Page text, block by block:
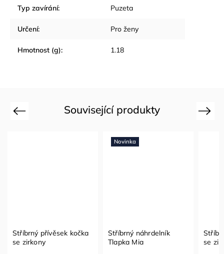
Typ zavírání: Puzeta
Určení: Pro ženy
Hmotnost (g): 1.18
Související produkty
Previous
Stříbrný přívěsek kočka
se zirkony
Novinka
Stříbrný náhrdelník
Tlapka Mia
se
Next